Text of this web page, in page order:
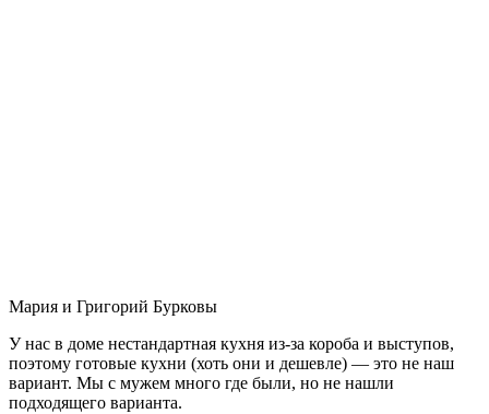
Мария и Григорий Бурковы
У нас в доме нестандартная кухня из-за короба и выступов,
поэтому готовые кухни (хоть они и дешевле) — это не наш
вариант. Мы с мужем много где были, но не нашли
подходящего варианта.